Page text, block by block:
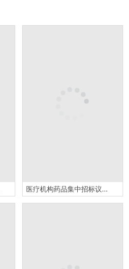
医疗机构药品集中招标议标合同书Word模板